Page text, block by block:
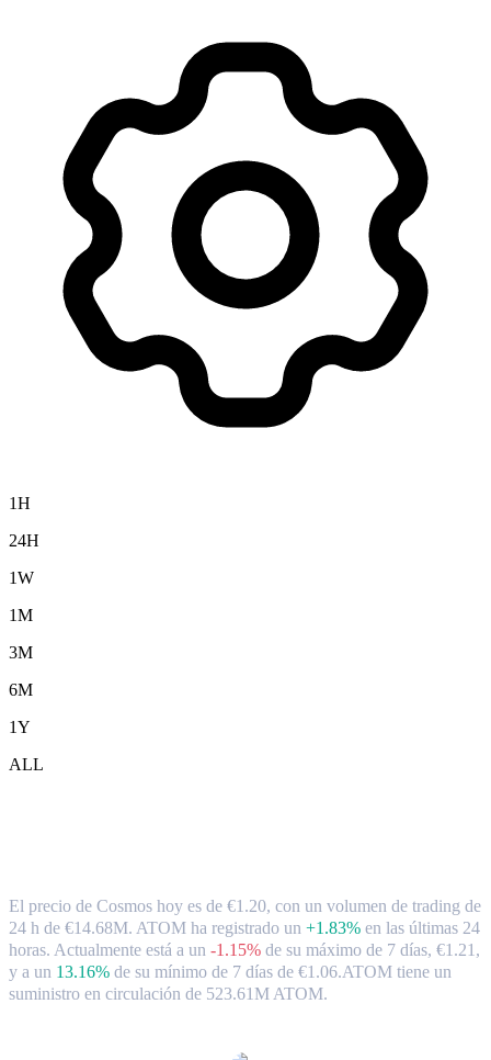
1H
24H
1W
1M
3M
6M
1Y
ALL
El precio de Cosmos hoy es de €1.20, con un volumen de trading de
24 h de €14.68M. ATOM ha registrado un +1.83% en las últimas 24
horas. Actualmente está a un -1.15% de su máximo de 7 días, €1.21,
y a un 13.16% de su mínimo de 7 días de €1.06.ATOM tiene un
suministro en circulación de 523.61M ATOM.